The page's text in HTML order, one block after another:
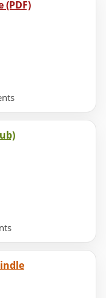
(PDF)